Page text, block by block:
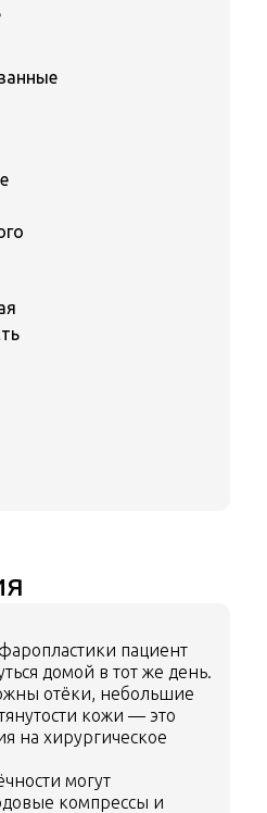
пациент
домой в тот же день.
отёки, небольшие
кожи — это
на хирургическое
могут
компрессы и